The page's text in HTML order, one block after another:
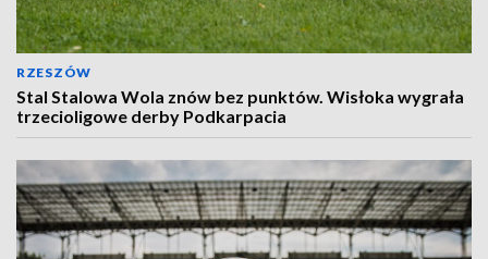
RZESZÓW
Stal Stalowa Wola znów bez punktów. Wisłoka wygrała
trzecioligowe derby Podkarpacia